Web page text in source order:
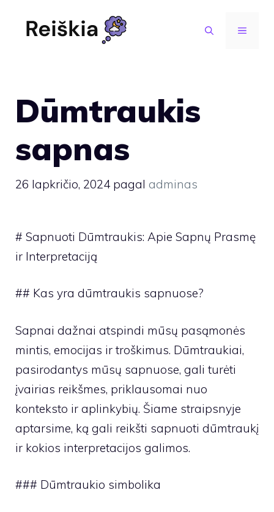
MENIU
Dūmtraukis
sapnas
26 lapkričio, 2024 pagal adminas
# Sapnuoti Dūmtraukis: Apie Sapnų Prasmę
ir Interpretaciją
## Kas yra dūmtraukis sapnuose?
Sapnai dažnai atspindi mūsų pasąmonės
mintis, emocijas ir troškimus. Dūmtraukiai,
pasirodantys mūsų sapnuose, gali turėti
įvairias reikšmes, priklausomai nuo
konteksto ir aplinkybių. Šiame straipsnyje
aptarsime, ką gali reikšti sapnuoti dūmtraukį
ir kokios interpretacijos galimos.
### Dūmtraukio simbolika